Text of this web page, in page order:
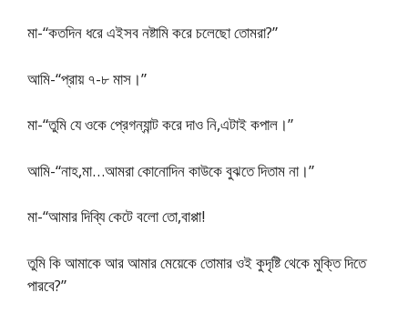
মা-“কতদিন ধরে এইসব নষ্টামি করে চলেছো তোমরা?”
আমি-“প্রায় ৭-৮ মাস।”
মা-“তুমি যে ওকে প্রেগন্যান্ট করে দাও নি,এটাই কপাল।”
আমি-“নাহ,মা…আমরা কোনোদিন কাউকে বুঝতে দিতাম না।”
মা-“আমার দিব্যি কেটে বলো তো,বাপ্পা!
তুমি কি আমাকে আর আমার মেয়েকে তোমার ওই কুদৃষ্টি থেকে মুক্তি দিতে
পারবে?”